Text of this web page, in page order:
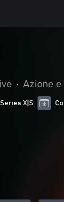
• Azione
X|S